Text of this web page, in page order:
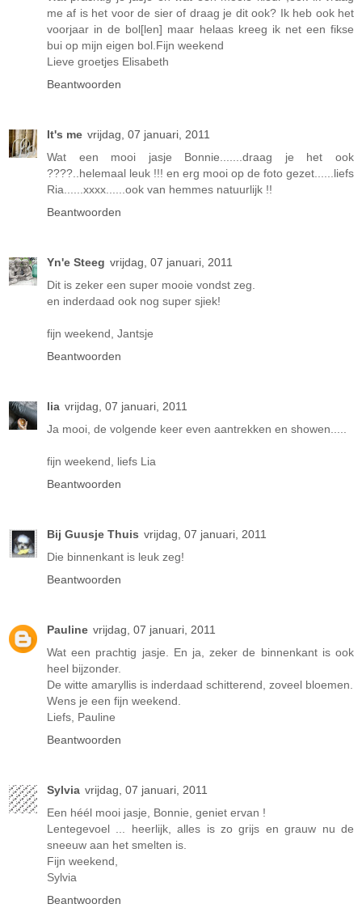
me af is het voor de sier of draag je dit ook? Ik heb ook het
voorjaar in de bol[len] maar helaas kreeg ik net een fikse
bui op mijn eigen bol.Fijn weekend
Lieve groetjes Elisabeth
Beantwoorden
It's me vrijdag, 07 januari, 2011
Wat een mooi jasje Bonnie.......draag je het ook
????..helemaal leuk !!! en erg mooi op de foto gezet......liefs
Ria......xxxx......ook van hemmes natuurlijk !!
Beantwoorden
Yn'e Steeg vrijdag, 07 januari, 2011
Dit is zeker een super mooie vondst zeg.
en inderdaad ook nog super sjiek!
fijn weekend, Jantsje
Beantwoorden
lia vrijdag, 07 januari, 2011
Ja mooi, de volgende keer even aantrekken en showen.....
fijn weekend, liefs Lia
Beantwoorden
Bij Guusje Thuis vrijdag, 07 januari, 2011
Die binnenkant is leuk zeg!
Beantwoorden
Pauline vrijdag, 07 januari, 2011
Wat een prachtig jasje. En ja, zeker de binnenkant is ook
heel bijzonder.
De witte amaryllis is inderdaad schitterend, zoveel bloemen.
Wens je een fijn weekend.
Liefs, Pauline
Beantwoorden
Sylvia vrijdag, 07 januari, 2011
Een héél mooi jasje, Bonnie, geniet ervan !
Lentegevoel ... heerlijk, alles is zo grijs en grauw nu de
sneeuw aan het smelten is.
Fijn weekend,
Sylvia
Beantwoorden